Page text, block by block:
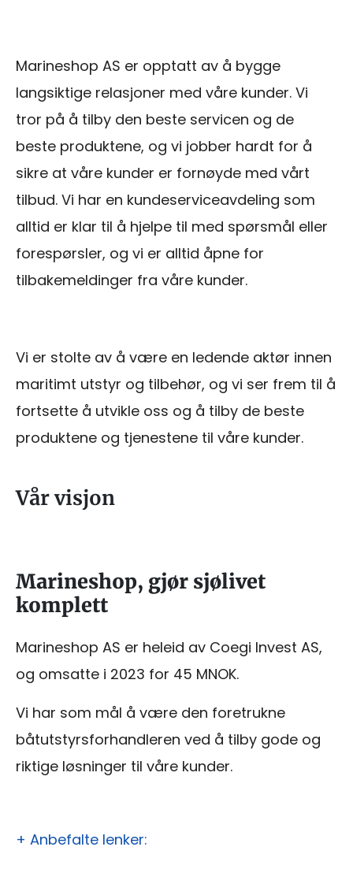
Marineshop AS er opptatt av å bygge
langsiktige relasjoner med våre kunder. Vi
tror på å tilby den beste servicen og de
beste produktene, og vi jobber hardt for å
sikre at våre kunder er fornøyde med vårt
tilbud. Vi har en kundeserviceavdeling som
alltid er klar til å hjelpe til med spørsmål eller
forespørsler, og vi er alltid åpne for
tilbakemeldinger fra våre kunder.
Vi er stolte av å være en ledende aktør innen
maritimt utstyr og tilbehør, og vi ser frem til å
fortsette å utvikle oss og å tilby de beste
produktene og tjenestene til våre kunder.
Vår visjon
Marineshop, gjør sjølivet
komplett
Marineshop AS er heleid av Coegi Invest AS,
og omsatte i 2023 for 45 MNOK.
Vi har som mål å være den foretrukne
båtutstyrsforhandleren ved å tilby gode og
riktige løsninger til våre kunder.
+ Anbefalte lenker: